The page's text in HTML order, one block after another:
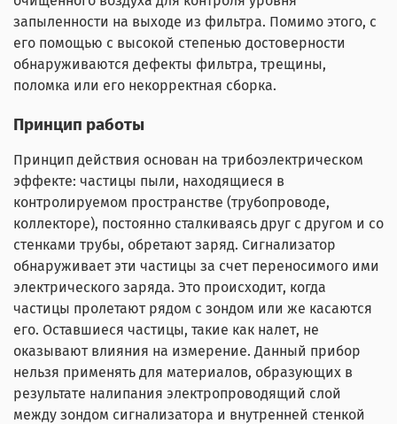
запыленности на выходе из фильтра. Помимо этого, с
его помощью с высокой степенью достоверности
обнаруживаются дефекты фильтра, трещины,
поломка или его некорректная сборка.
Принцип работы
Принцип действия основан на трибоэлектрическом
эффекте: частицы пыли, находящиеся в
контролируемом пространстве (трубопроводе,
коллекторе), постоянно сталкиваясь друг с другом и со
стенками трубы, обретают заряд. Сигнализатор
обнаруживает эти частицы за счет переносимого ими
электрического заряда. Это происходит, когда
частицы пролетают рядом с зондом или же касаются
его. Оставшиеся частицы, такие как налет, не
оказывают влияния на измерение. Данный прибор
нельзя применять для материалов, образующих в
результате налипания электропроводящий слой
между зондом сигнализатора и внутренней стенкой